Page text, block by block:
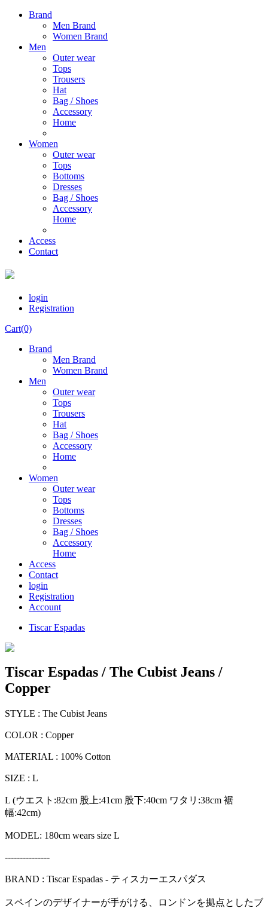
Brand
Men Brand
Women Brand
Men
Outer wear
Tops
Trousers
Hat
Bag / Shoes
Accessory
Home
Women
Outer wear
Tops
Bottoms
Dresses
Bag / Shoes
Accessory
Home
Access
Contact
login
Registration
Cart(0)
Brand
Men Brand
Women Brand
Men
Outer wear
Tops
Trousers
Hat
Bag / Shoes
Accessory
Home
Women
Outer wear
Tops
Bottoms
Dresses
Bag / Shoes
Accessory
Home
Access
Contact
login
Registration
Account
Tiscar Espadas
Tiscar Espadas / The Cubist Jeans /
Copper
STYLE : The Cubist Jeans
COLOR : Copper
MATERIAL : 100% Cotton
SIZE : L
L (ウエスト:82cm 股上:41cm 股下:40cm ワタリ:38cm 裾
幅:42cm)
MODEL: 180cm wears size L
---------------
BRAND : Tiscar Espadas - ティスカーエスパダス
スペインのデザイナーが手がける、ロンドンを拠点としたブ